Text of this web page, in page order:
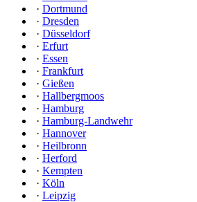
· Dortmund
· Dresden
· Düsseldorf
· Erfurt
· Essen
· Frankfurt
· Gießen
· Hallbergmoos
· Hamburg
· Hamburg-Landwehr
· Hannover
· Heilbronn
· Herford
· Kempten
· Köln
· Leipzig